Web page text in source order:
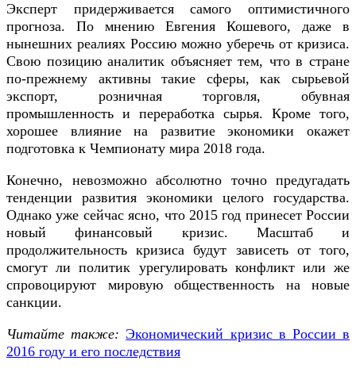
Эксперт придерживается самого оптимистичного
прогноза. По мнению Евгения Кошевого, даже в
нынешних реалиях Россию можно уберечь от кризиса.
Свою позицию аналитик объясняет тем, что в стране
по-прежнему активны такие сферы, как сырьевой
экспорт, розничная торговля, обувная
промышленность и переработка сырья. Кроме того,
хорошее влияние на развитие экономики окажет
подготовка к Чемпионату мира 2018 года.
Конечно, невозможно абсолютно точно предугадать
тенденции развития экономики целого государства.
Однако уже сейчас ясно, что 2015 год принесет России
новый финансовый кризис. Масштаб и
продолжительность кризиса будут зависеть от того,
смогут ли политик урегулировать конфликт или же
спровоцируют мировую общественность на новые
санкции.
Читайте также: Экономический кризис в России в
2016 году и его последствия